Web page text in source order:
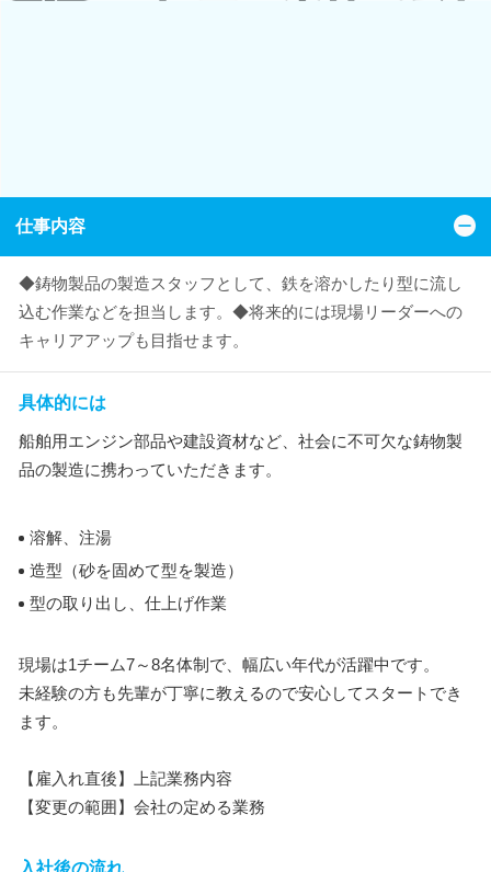
仕事内容
◆鋳物製品の製造スタッフとして、鉄を溶かしたり型に流し
込む作業などを担当します。◆将来的には現場リーダーへの
キャリアアップも目指せます。
具体的には
船舶用エンジン部品や建設資材など、社会に不可欠な鋳物製
品の製造に携わっていただきます。
溶解、注湯
造型（砂を固めて型を製造）
型の取り出し、仕上げ作業
現場は1チーム7～8名体制で、幅広い年代が活躍中です。
未経験の方も先輩が丁寧に教えるので安心してスタートでき
ます。
【雇入れ直後】上記業務内容
【変更の範囲】会社の定める業務
入社後の流れ